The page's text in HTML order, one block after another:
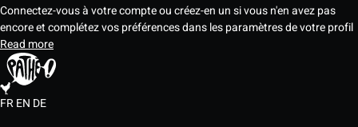
Connectez-vous à votre compte ou créez-en un si vous n'en avez pas
encore et complétez vos préférences dans les paramètres de votre profil
Read more
FREN DE